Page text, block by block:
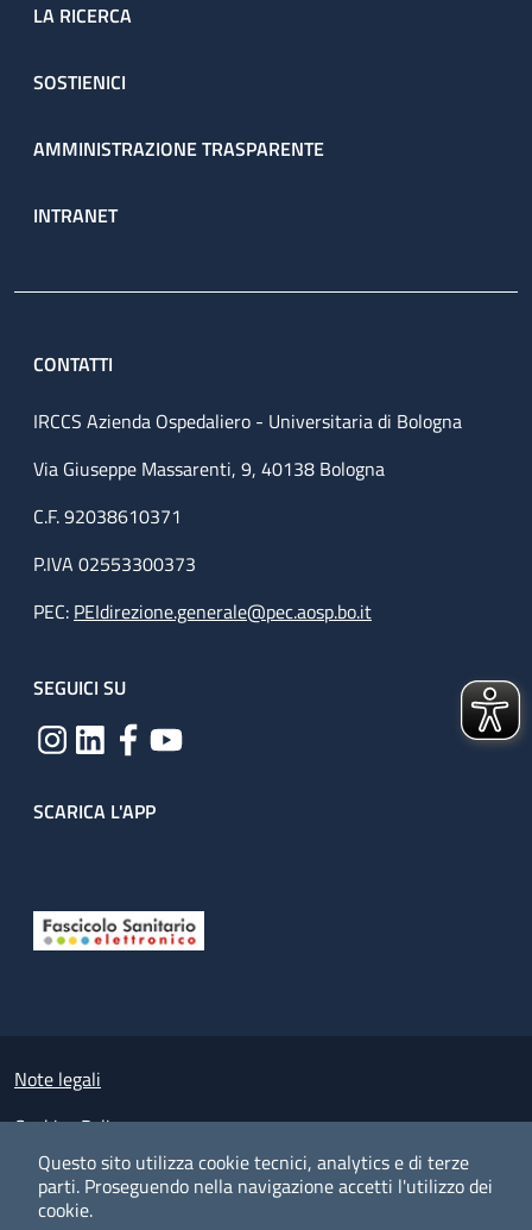
Questo sito utilizza cookie tecnici, analytics e di terze
parti. Proseguendo nella navigazione accetti l'utilizzo dei
cookie.
LA RICERCA
SOSTIENICI
AMMINISTRAZIONE TRASPARENTE
INTRANET
CONTATTI
IRCCS Azienda Ospedaliero - Universitaria di Bologna
Via Giuseppe Massarenti, 9, 40138 Bologna
C.F. 92038610371
P.IVA 02553300373
PEC: PEIdirezione.generale@pec.aosp.bo.it
SEGUICI SU
SCARICA L'APP
Small prints
Note legali
Cookies Policy
Policy privacy e protezione del dato personale
Albo pretorio on-line